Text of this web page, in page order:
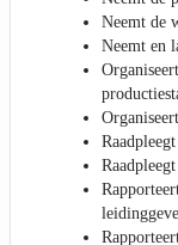
Neemt de
Neemt en